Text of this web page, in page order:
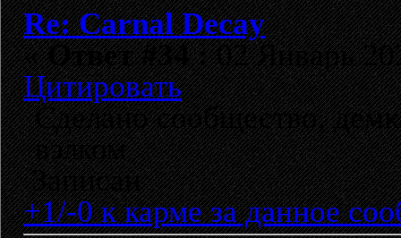
Re: Carnal Decay
«Ответ #34 :02 Январь
Цитировать
Сделано сообщество,
вэлком
Записан
+1/-0 к карме за данное